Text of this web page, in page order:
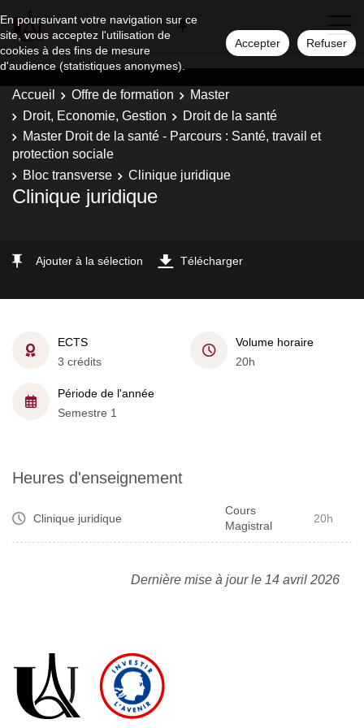
En poursuivant votre navigation sur ce
site, vous acceptez l'utilisation de
cookies à des fins de mesure
d'audience (statistiques anonymes).
Accepter Refuser
Accueil Offre de formation
Master
Droit, Economie, Gestion
Droit de la santé
Master Droit de la santé - Parcours : Santé, travail et
protection sociale
Bloc transverse
Clinique juridique
Clinique juridique
Ajouter à la sélection Télécharger
ECTS
3 crédits
Volume horaire
20h
Période de l'année
Semestre 1
Heures d'enseignement
Clinique juridique
Cours
Magistral
20h
Dernière mise à jour le 14 avril 2026